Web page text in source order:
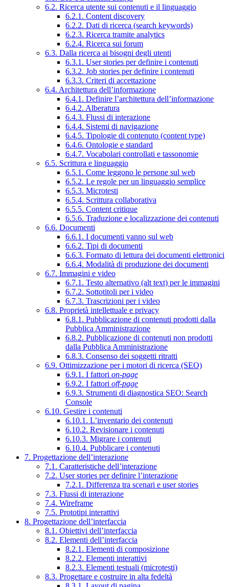
6.2. Ricerca utente sui contenuti e il linguaggio
6.2.1. Content discovery
6.2.2. Dati di ricerca (search keywords)
6.2.3. Ricerca tramite analytics
6.2.4. Ricerca sui forum
6.3. Dalla ricerca ai bisogni degli utenti
6.3.1. User stories per definire i contenuti
6.3.2. Job stories per definire i contenuti
6.3.3. Criteri di accettazione
6.4. Architettura dell’informazione
6.4.1. Definire l’architettura dell’informazione
6.4.2. Alberatura
6.4.3. Flussi di interazione
6.4.4. Sistemi di navigazione
6.4.5. Tipologie di contenuto (content type)
6.4.6. Ontologie e standard
6.4.7. Vocabolari controllati e tassonomie
6.5. Scrittura e linguaggio
6.5.1. Come leggono le persone sul web
6.5.2. Le regole per un linguaggio semplice
6.5.3. Microtesti
6.5.4. Scrittura collaborativa
6.5.5. Content critique
6.5.6. Traduzione e localizzazione dei contenuti
6.6. Documenti
6.6.1. I documenti vanno sul web
6.6.2. Tipi di documenti
6.6.3. Formato di lettura dei documenti elettronici
6.6.4. Modalità di produzione dei documenti
6.7. Immagini e video
6.7.1. Testo alternativo (alt text) per le immagini
6.7.2. Sottotitoli per i video
6.7.3. Trascrizioni per i video
6.8. Proprietà intellettuale e privacy
6.8.1. Pubblicazione di contenuti prodotti dalla
Pubblica Amministrazione
6.8.2. Pubblicazione di contenuti non prodotti
dalla Pubblica Amministrazione
6.8.3. Consenso dei soggetti ritratti
6.9. Ottimizzazione per i motori di ricerca (SEO)
6.9.1. I fattori on-page
6.9.2. I fattori off-page
6.9.3. Strumenti di diagnostica SEO: Search
Console
6.10. Gestire i contenuti
6.10.1. L’inventario dei contenuti
6.10.2. Revisionare i contenuti
6.10.3. Migrare i contenuti
6.10.4. Pubblicare i contenuti
7. Progettazione dell’interazione
7.1. Caratteristiche dell’interazione
7.2. User stories per definire l’interazione
7.2.1. Differenza tra scenari e user stories
7.3. Flussi di interazione
7.4. Wireframe
7.5. Prototipi interattivi
8. Progettazione dell’interfaccia
8.1. Obiettivi dell’interfaccia
8.2. Elementi dell’interfaccia
8.2.1. Elementi di composizione
8.2.2. Elementi interattivi
8.2.3. Elementi testuali (microtesti)
8.3. Progettare e costruire in alta fedeltà